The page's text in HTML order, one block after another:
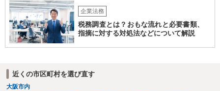
企業法務
税務調査とは？おもな流れと必要書類、
指摘に対する対処法などについて解説
近くの市区町村を選び直す
大阪市内